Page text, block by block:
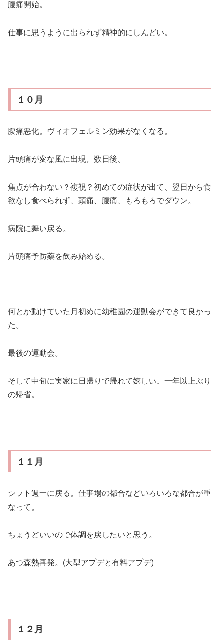
腹痛開始。
仕事に思うように出られず精神的にしんどい。
１０月
腹痛悪化。ヴィオフェルミン効果がなくなる。
片頭痛が変な風に出現。数日後、
焦点が合わない？複視？初めての症状が出て、翌日から食
欲なし食べられず、頭痛、腹痛、もろもろでダウン。
病院に舞い戻る。
片頭痛予防薬を飲み始める。
何とか動けていた月初めに幼稚園の運動会ができて良かっ
た。
最後の運動会。
そして中旬に実家に日帰りで帰れて嬉しい。一年以上ぶり
の帰省。
１１月
シフト週一に戻る。仕事場の都合などいろいろな都合が重
なって。
ちょうどいいので体調を戻したいと思う。
あつ森熱再発。(大型アプデと有料アプデ)
１２月